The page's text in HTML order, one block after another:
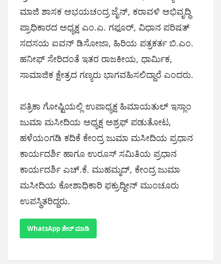
ಮಾಜಿ ಶಾಸಕ ಅಭಯಚಂದ್ರ ಜೈನ್, ಕರಾವಳಿ ಅಭಿವೃದ್ಧಿ
ಪ್ರಾಧಿಕಾರದ ಅಧ್ಯಕ್ಷ ಎಂ.ಎ. ಗಫೂರ್, ವಿಧಾನ ಪರಿಷತ್
ಸದಸಯ ಐವನ್ ಡಿಸೋಜಾ, ಹಿರಿಯ ಪತ್ರಕರ್ತ ಬಿ.ಎಂ.
ಹನೀಫ್ ಸೇರಿದಂತೆ ಇತರ ರಾಜಕೀಯ, ಧಾರ್ಮಿಕ,
ಸಾಮಾಜಿಕ ಕ್ಷೇತ್ರದ ಗಣ್ಯರು ಭಾಗವಹಿಸಲಿದ್ದಾರೆ ಎಂದರು.
ಪತ್ರಿಕಾ ಗೋಷ್ಟಿಯಲ್ಲಿ ಉಪಾಧ್ಯಕ್ಷ ಹಿಮಾಯತುಲ್ ಇಸ್ಲಾಂ
ಜುಮಾ ಮಸೀದಿಯ ಅಧ್ಯಕ್ಷ ಅಶ್ರಫ್ ಪಡುತೋಟ,
ಹಳೆಯಂಗಡಿ‌ ಕದಿಕೆ ಕೇಂದ್ರ ಜುಮಾ ಮಸೀದಿಯ ಪ್ರಧಾನ
ಕಾರ್ಯದರ್ಶಿ ಹಾಗೂ ಉರೂಸ್ ಸಮಿತಿಯ ಪ್ರಧಾನ
ಕಾರ್ಯದರ್ಶಿ ಎಚ್.ಕೆ. ಮುಹಮ್ಮದ್, ಕೇಂದ್ರ ಜುಮಾ
ಮಸೀದಿಯ ಕೋಶಾಧಿಕಾರಿ ಫಕ್ರುದ್ದೀನ್ ಮುಂಚೂರು
ಉಪಸ್ಥಿತರಿದ್ದರು.
WhatsApp ಶೇರ್ ಮಾಡಿ